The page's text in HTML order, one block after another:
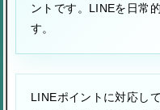
ントです。LINEを日常
す。
LINEポイントに対応し